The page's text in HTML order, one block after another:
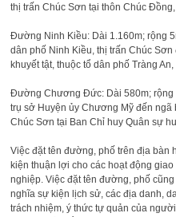
thị trấn Chúc Sơn tại thôn Chúc
Đường Ninh Kiều: Dài 1.160m; rộng
dân phố Ninh Kiều, thị trấn Chúc
khuyết tật, thuộc tổ dân phố Tràng
Đường Chương Đức: Dài 580m; rộng
trụ sở Huyện ủy Chương Mỹ đến
Chúc Sơn tại Ban Chỉ huy Quân sự
Việc đặt tên đường, phố trên địa
kiện thuận lợi cho các hoạt động
nghiệp. Việc đặt tên đường, phố
nghĩa sự kiện lịch sử, các địa danh,
trách nhiệm, ý thức tự quản của